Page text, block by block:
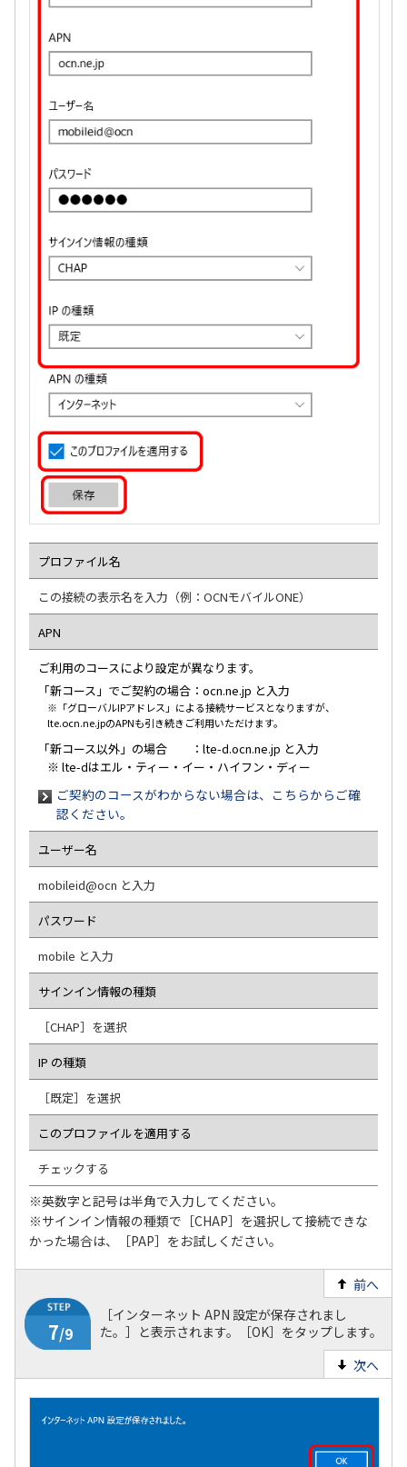
6/9
プロファイル名
この接続の表示名を入力（例：OCNモバイルONE）
APN
ご利用のコースにより設定が異なります。
「新コース」でご契約の場合：ocn.ne.jp と入力
※「グローバルIPアドレス」による接続サービスとなりますが、
lte.ocn.ne.jpのAPNも引き続きご利用いただけます。
「新コース以外」の場合 ：lte-d.ocn.ne.jp と入力
※ lte-dはエル・ティー・イー・ハイフン・ディー
ご契約のコースがわからない場合は、こちらからご確
認ください。
ユーザー名
mobileid@ocn と入力
パスワード
mobile と入力
サインイン情報の種類
［CHAP］を選択
IP の種類
［既定］を選択
このプロファイルを適用する
チェックする
※英数字と記号は半角で入力してください。
※サインイン情報の種類で［CHAP］を選択して接続できな
かった場合は、［PAP］をお試しください。
［インターネット APN 設定が保存されまし
た。］と表示されます。［OK］をタップします。
前へ
次へ